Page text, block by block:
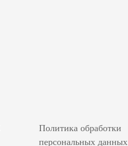
Политика обработки
персональных данных